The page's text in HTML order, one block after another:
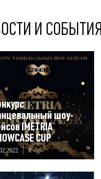
И СОБЫТИЯ
шоу-
IMETRIA
CUP
0